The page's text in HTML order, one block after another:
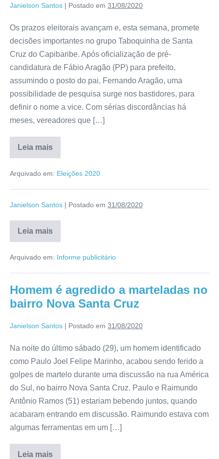
Janielson Santos | Postado em 31/08/2020
Os prazos eleitorais avançam e, esta semana, promete
decisões importantes no grupo Taboquinha de Santa
Cruz do Capibaribe. Após oficialização de pré-
candidatura de Fábio Aragão (PP) para prefeito,
assumindo o posto do pai, Fernando Aragão, uma
possibilidade de pesquisa surge nos bastidores, para
definir o nome a vice. Com sérias discordâncias há
meses, vereadores que […]
Leia mais
Arquivado em: Eleições 2020
Janielson Santos | Postado em 31/08/2020
Leia mais
Arquivado em: Informe publicitário
Homem é agredido a marteladas no
bairro Nova Santa Cruz
Janielson Santos | Postado em 31/08/2020
Na noite do último sábado (29), um homem identificado
como Paulo Joel Felipe Marinho, acabou sendo ferido a
golpes de martelo durante uma discussão na rua América
do Sul, no bairro Nova Santa Cruz. Paulo e Raimundo
Antônio Ramos (51) estariam bebendo juntos, quando
acabaram entrando em discussão. Raimundo estava com
algumas ferramentas em um […]
Leia mais